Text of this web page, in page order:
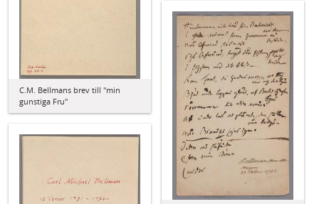
C.M. Bellmans brev till "min
gunstiga Fru"